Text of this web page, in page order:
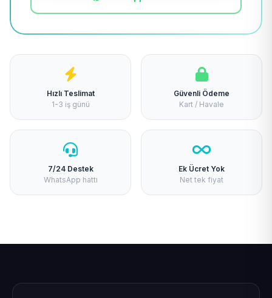
Hızlı Teslimat
1-3 iş günü
Güvenli Ödeme
Kart / Havale
7/24 Destek
WhatsApp hattı
Ek Ücret Yok
Net tek fiyat